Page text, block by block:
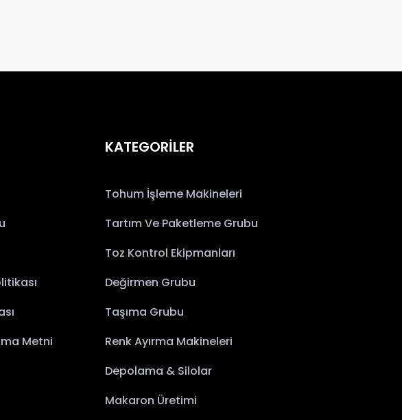
Metni
KATEGORİLER
Tohum İşleme Makineleri
Tartım Ve Paketleme Grubu
Toz Kontrol Ekipmanları
Değirmen Grubu
Taşıma Grubu
Renk Ayırma Makineleri
Depolama & Silolar
Makaron Üretimi